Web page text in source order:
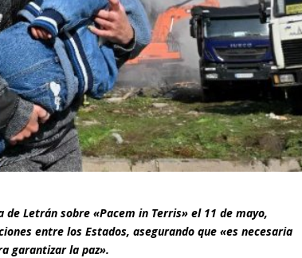
Letrán sobre «Pacem in Terris» el 11 de mayo,
entre los Estados, asegurando que «es necesaria
garantizar la paz».